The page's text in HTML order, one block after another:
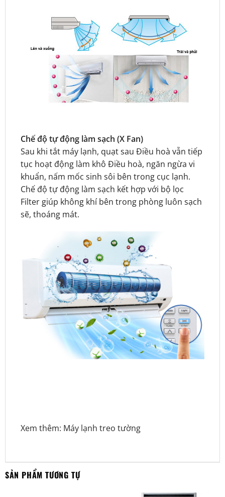
Chế độ tự động làm sạch (X Fan)
Sau khi tắt máy lạnh, quạt sau Điều hoà vẫn tiếp
tục hoạt động làm khô Điều hoà, ngăn ngừa vi
khuẩn, nấm mốc sinh sôi bên trong cục lạnh.
Chế độ tự động làm sạch kết hợp với bộ lọc
Filter giúp không khí bên trong phòng luôn sạch
sẽ, thoáng mát.
Xem thêm: Máy lạnh treo tường
SẢN PHẨM TƯƠNG TỰ